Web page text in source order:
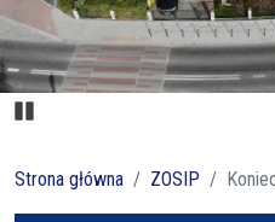
Strona główna ZOSIP